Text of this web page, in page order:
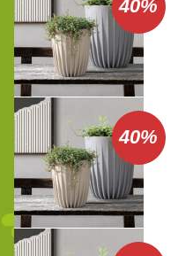
40%
40%